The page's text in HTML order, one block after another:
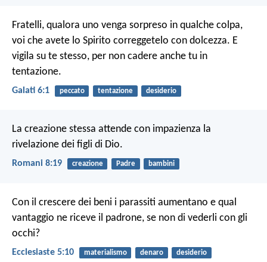
Fratelli, qualora uno venga sorpreso in qualche colpa,
voi che avete lo Spirito correggetelo con dolcezza. E
vigila su te stesso, per non cadere anche tu in
tentazione.
Galati 6:1 peccato tentazione desiderio
La creazione stessa attende con impazienza la
rivelazione dei figli di Dio.
Romani 8:19 creazione Padre bambini
Con il crescere dei beni i parassiti aumentano e qual
vantaggio ne riceve il padrone, se non di vederli con gli
occhi?
Ecclesiaste 5:10 materialismo denaro desiderio